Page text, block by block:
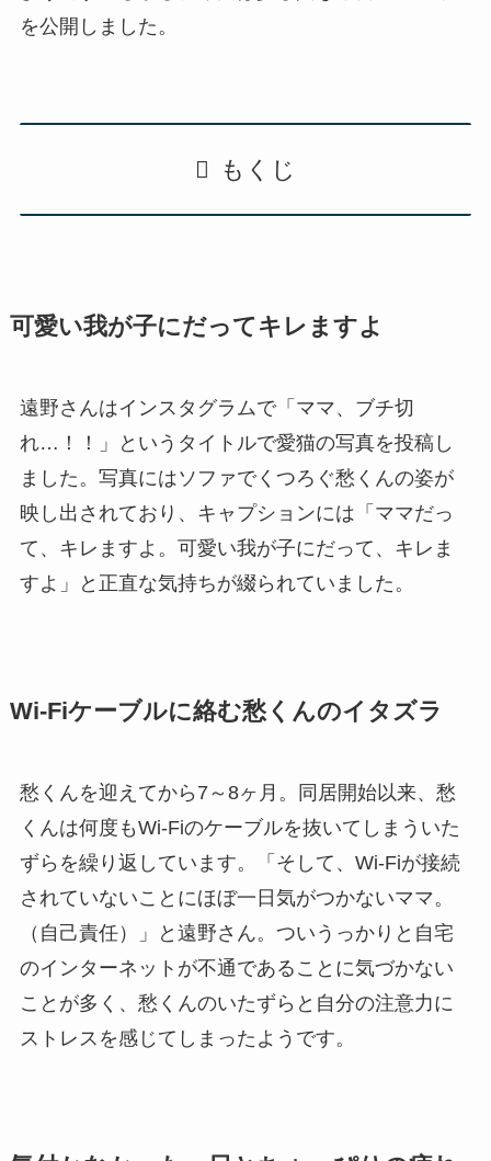
を公開しました。
もくじ
可愛い我が子にだってキレますよ
遠野さんはインスタグラムで「ママ、ブチ切
れ…！！」というタイトルで愛猫の写真を投稿し
ました。写真にはソファでくつろぐ愁くんの姿が
映し出されており、キャプションには「ママだっ
て、キレますよ。可愛い我が子にだって、キレま
すよ」と正直な気持ちが綴られていました。
Wi-Fiケーブルに絡む愁くんのイタズラ
愁くんを迎えてから7～8ヶ月。同居開始以来、愁
くんは何度もWi-Fiのケーブルを抜いてしまういた
ずらを繰り返しています。「そして、Wi-Fiが接続
されていないことにほぼ一日気がつかないママ。
（自己責任）」と遠野さん。ついうっかりと自宅
のインターネットが不通であることに気づかない
ことが多く、愁くんのいたずらと自分の注意力に
ストレスを感じてしまったようです。